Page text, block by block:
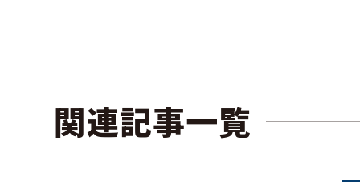
関連記事一覧